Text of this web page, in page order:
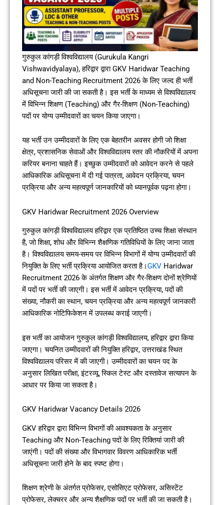
गुरुकुल कांगड़ी विश्वविद्यालय (Gurukula Kangri
Vishwavidyalaya), हरिद्वार द्वारा GKV Haridwar Teaching
and Non-Teaching Recruitment 2026 के लिए जल्द ही भर्ती
अधिसूचना जारी की जा सकती है। इस भर्ती के माध्यम से विश्वविद्यालय
में विभिन्न शिक्षण (Teaching) और गैर-शिक्षण (Non-Teaching)
पदों पर योग्य उम्मीदवारों का चयन किया जाएगा।
यह भर्ती उन उम्मीदवारों के लिए एक बेहतरीन अवसर होगी जो शिक्षा
क्षेत्र, प्रशासनिक सेवाओं और विश्वविद्यालय स्तर की नौकरियों में अपना
करियर बनाना चाहते हैं। इच्छुक उम्मीदवारों को आवेदन करने से पहले
आधिकारिक अधिसूचना में दी गई पात्रता, आवेदन प्रक्रिया, चयन
प्रक्रिया और अन्य महत्वपूर्ण जानकारियों को ध्यानपूर्वक पढ़ना होगा।
GKV Haridwar Recruitment 2026 Overview
गुरुकुल कांगड़ी विश्वविद्यालय हरिद्वार एक प्रतिष्ठित उच्च शिक्षा संस्थान
है, जो शिक्षा, शोध और विभिन्न शैक्षणिक गतिविधियों के लिए जाना जाता
है। विश्वविद्यालय समय-समय पर विभिन्न विभागों में योग्य उम्मीदवारों की
नियुक्ति के लिए भर्ती प्रक्रिया आयोजित करता है।GKV Haridwar
Recruitment 2026 के अंतर्गत शिक्षण और गैर-शिक्षण दोनों श्रेणियों
में पदों पर भर्ती की जाएगी। इस भर्ती में आवेदन प्रक्रिया, पदों की
संख्या, नौकरी का स्थान, चयन प्रक्रिया और अन्य महत्वपूर्ण जानकारी
आधिकारिक नोटिफिकेशन में उपलब्ध कराई जाएगी।
इस भर्ती का आयोजन गुरुकुल कांगड़ी विश्वविद्यालय, हरिद्वार द्वारा किया
जाएगा। चयनित उम्मीदवारों की नियुक्ति हरिद्वार, उत्तराखंड स्थित
विश्वविद्यालय परिसर में की जाएगी। उम्मीदवारों का चयन पद के
अनुसार लिखित परीक्षा, इंटरव्यू, स्किल टेस्ट और दस्तावेज सत्यापन के
आधार पर किया जा सकता है।
GKV Haridwar Vacancy Details 2026
GKV हरिद्वार द्वारा विभिन्न विभागों की आवश्यकता के अनुसार
Teaching और Non-Teaching पदों के लिए रिक्तियां जारी की
जाएंगी। पदों की संख्या और विभागवार विवरण आधिकारिक भर्ती
अधिसूचना जारी होने के बाद स्पष्ट होगा।
शिक्षण श्रेणी के अंतर्गत प्रोफेसर, एसोसिएट प्रोफेसर, असिस्टेंट
प्रोफेसर, लेक्चरर और अन्य शैक्षणिक पदों पर भर्ती की जा सकती है।